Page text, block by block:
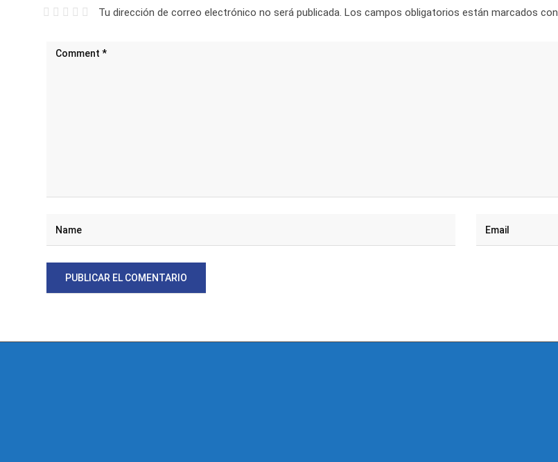
Tu dirección de correo electrónico no será publicada. Los campos obligatorios están marcados con